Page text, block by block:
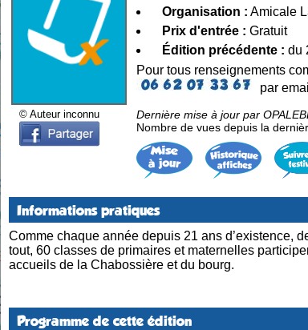
© Auteur inconnu
Organisation : Amicale
Prix d'entrée : Gratuit
Édition précédente : du
Pour tous renseignements
par
Dernière mise à jour par
Nombre de vues depuis la
Informations pratiques
Comme chaque année depuis 21 ans d’existence,
tout, 60 classes de primaires et maternelles
accueils de la Chabossière et du bourg.
Programme de cette édition